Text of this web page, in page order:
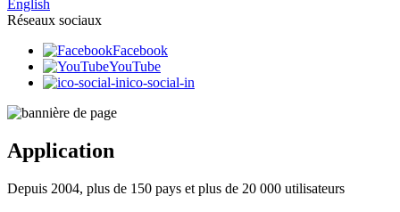
English
Réseaux sociaux
Facebook
YouTube
ico-social-in
Application
Depuis 2004, plus de 150 pays et plus de 20 000 utilisateurs